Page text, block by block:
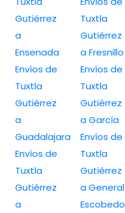
Gutiérrez
a
Ensenada
Envíos de
Tuxtla
Gutiérrez
a
Guadalajara
Envíos de
Tuxtla
Gutiérrez
a
Tuxtla
Gutiérrez
a Fresnillo
Envíos de
Tuxtla
Gutiérrez
a García
Envíos de
Tuxtla
Gutiérrez
a General
Escobedo